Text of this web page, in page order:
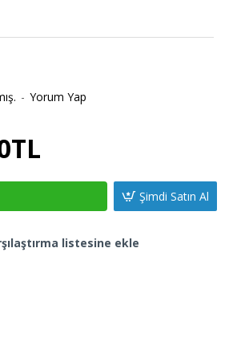
- Yorum Yap
Şimdi Satın Al
listesine ekle